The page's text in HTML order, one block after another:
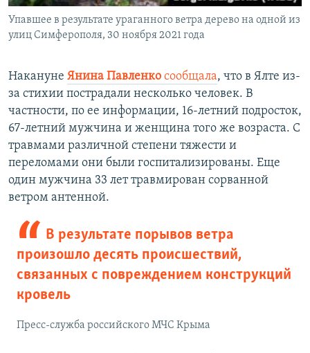
Упавшее в результате ураганного ветра дерево на одной из
улиц Симферополя, 30 ноября 2021 года
Накануне Янина Павленко сообщала, что в Ялте из-
за стихии пострадали несколько человек. В
частности, по ее информации, 16-летний подросток,
67-летний мужчина и женщина того же возраста. С
травмами различной степени тяжести и
переломами они были госпитализированы. Еще
один мужчина 33 лет травмирован сорванной
ветром антенной.
В результате порывов ветра
произошло десять происшествий,
связанных с повреждением конструкций
кровель
Пресс-служба российского МЧС Крыма